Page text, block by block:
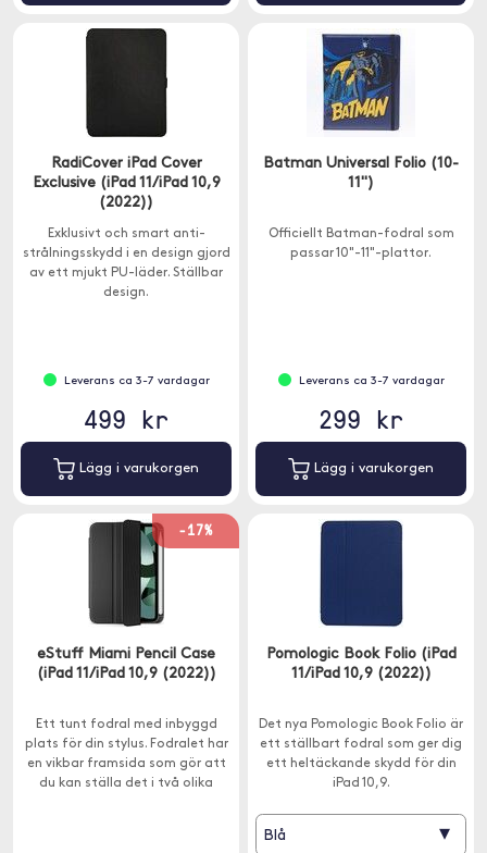
RadiCover iPad Cover
Exclusive (iPad 11/iPad 10,9
(2022))
Exklusivt och smart anti-
strålningsskydd i en design gjord
av ett mjukt PU-läder. Ställbar
design.
Leverans ca 3-7 vardagar
499 kr
Lägg i varukorgen
Batman Universal Folio (10-
11")
Officiellt Batman-fodral som
passar 10"-11"-plattor.
Leverans ca 3-7 vardagar
299 kr
Lägg i varukorgen
-17%
eStuff Miami Pencil Case
(iPad 11/iPad 10,9 (2022))
Ett tunt fodral med inbyggd
plats för din stylus. Fodralet har
en vikbar framsida som gör att
du kan ställa det i två olika
Pomologic Book Folio (iPad
11/iPad 10,9 (2022))
Det nya Pomologic Book Folio är
ett ställbart fodral som ger dig
ett heltäckande skydd för din
iPad 10,9.
Blå ▾